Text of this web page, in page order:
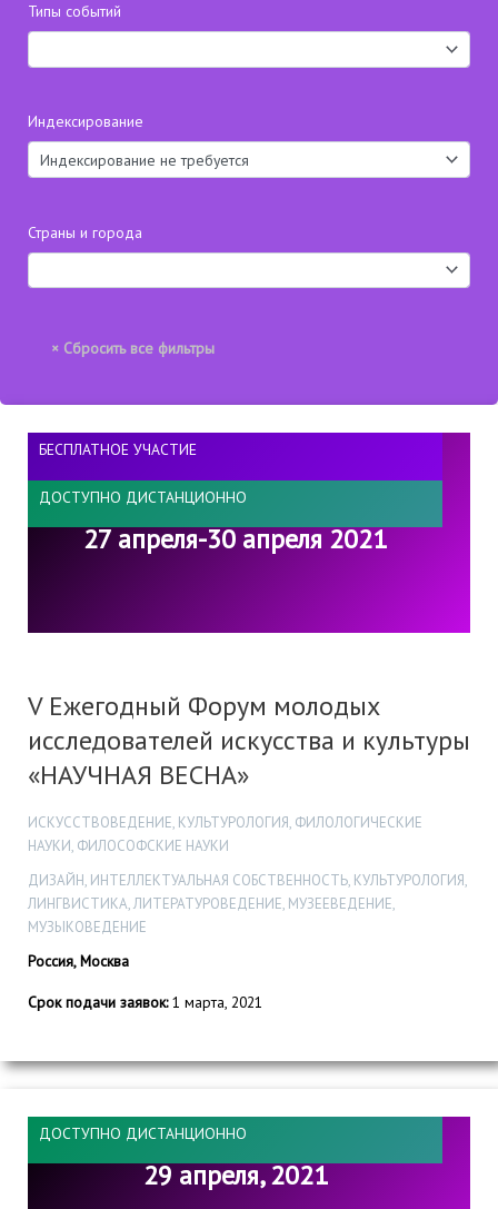
Типы событий
Индексирование
Страны и города
БЕСПЛАТНОЕ УЧАСТИЕ
ДОСТУПНО ДИСТАНЦИОННО
27 апреля-30 апреля 2021
V Ежегодный Форум молодых
исследователей искусства и культуры
«НАУЧНАЯ ВЕСНА»
ИСКУССТВОВЕДЕНИЕ, КУЛЬТУРОЛОГИЯ, ФИЛОЛОГИЧЕСКИЕ
НАУКИ, ФИЛОСОФСКИЕ НАУКИ
ДИЗАЙН, ИНТЕЛЛЕКТУАЛЬНАЯ СОБСТВЕННОСТЬ, КУЛЬТУРОЛОГИЯ,
ЛИНГВИСТИКА, ЛИТЕРАТУРОВЕДЕНИЕ, МУЗЕЕВЕДЕНИЕ,
МУЗЫКОВЕДЕНИЕ
Россия, Москва
Срок подачи заявок:1 марта, 2021
ДОСТУПНО ДИСТАНЦИОННО
29 апреля, 2021